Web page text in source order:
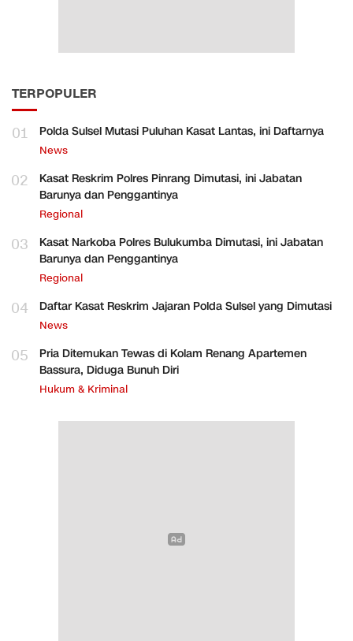
TERPOPULER
01 Polda Sulsel Mutasi Puluhan Kasat Lantas, ini Daftarnya
News
02
Kasat Reskrim Polres Pinrang Dimutasi, ini Jabatan
Barunya dan Penggantinya
Regional
03
Kasat Narkoba Polres Bulukumba Dimutasi, ini Jabatan
Barunya dan Penggantinya
Regional
04 Daftar Kasat Reskrim Jajaran Polda Sulsel yang Dimutasi
News
05
Pria Ditemukan Tewas di Kolam Renang Apartemen
Bassura, Diduga Bunuh Diri
Hukum & Kriminal